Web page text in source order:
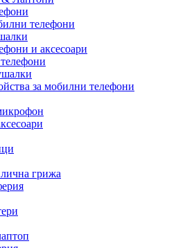
телефони
и аксесоари
за мобилни телефони
грижа